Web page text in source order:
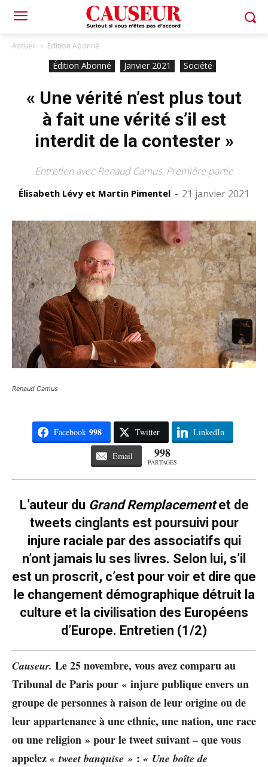
Accueil Édition Abonné
Édition Abonné Janvier 2021 Société
« Une vérité n’est plus tout
à fait une vérité s’il est
interdit de la contester »
Entretien avec Renaud Camus. Première partie
Élisabeth Lévy et Martin Pimentel - 21 janvier 2021
Renaud Camus
Facebook 998 Twitter LinkedIn
Email 998
PARTAGES
L’auteur du Grand Remplacementet de
tweets cinglants est poursuivi pour
injure raciale par des associatifs qui
n’ont jamais lu ses livres. Selon lui, s’il
est un proscrit, c’est pour voir et dire que
le changement démographique détruit la
culture et la civilisation des Européens
d’Europe. Entretien (1/2)
Causeur. Le 25 novembre, vous avez comparu au
Tribunal de Paris pour « injure publique envers un
groupe de personnes à raison de leur origine ou de
leur appartenance à une ethnie, une nation, une race
ou une religion » pour le tweet suivant – que vous
appelez « tweet banquise » : « Une boîte de